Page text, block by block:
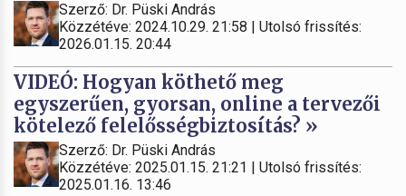
Szerző: Dr. Püski András
Közzétéve: 2024.10.29. 21:58 | Utolsó frissítés:
2026.01.15. 20:44
VIDEÓ: Hogyan köthető meg
egyszerűen, gyorsan, online a tervezői
kötelező felelősségbiztosítás? »
Szerző: Dr. Püski András
Közzétéve: 2025.01.15. 21:21 | Utolsó frissítés:
2025.01.16. 13:46